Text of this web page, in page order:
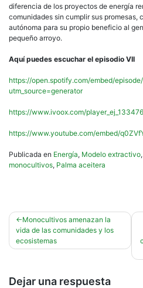
diferencia de los proyectos de energía
comunidades sin cumplir sus promesas,
autónoma para su propio beneficio al
pequeño arroyo.
Aquí puedes escuchar el episodio VII
https://open.spotify.com/embed/
utm_source=generator
https://www.ivoox.com/
https://www.youtube.com/embed/
Publicada en Energía, Modelo extractivo,
monocultivos, Palma aceitera
Navegación
de
entradas
Monocultivos amenazan la
vida de las comunidades y los
ecosistemas
Dejar una respuesta